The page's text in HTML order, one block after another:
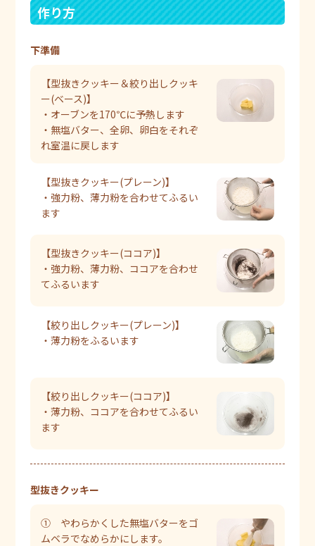
作り方
下準備
【型抜きクッキー＆絞り出しクッキ
ー(ベース)】
・オーブンを170℃に予熱します
・無塩バター、全卵、卵白をそれぞ
れ室温に戻します
【型抜きクッキー(プレーン)】
・強力粉、薄力粉を合わせてふるい
ます
【型抜きクッキー(ココア)】
・強力粉、薄力粉、ココアを合わせ
てふるいます
【絞り出しクッキー(プレーン)】
・薄力粉をふるいます
【絞り出しクッキー(ココア)】
・薄力粉、ココアを合わせてふるい
ます
型抜きクッキー
① やわらかくした無塩バターをゴ
ムベラでなめらかにします。